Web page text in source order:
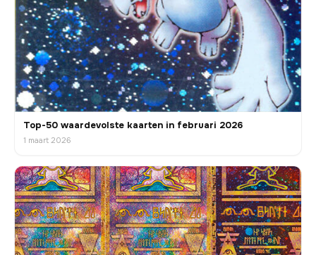
Top-50 waardevolste kaarten in februari 2026
1 maart 2026